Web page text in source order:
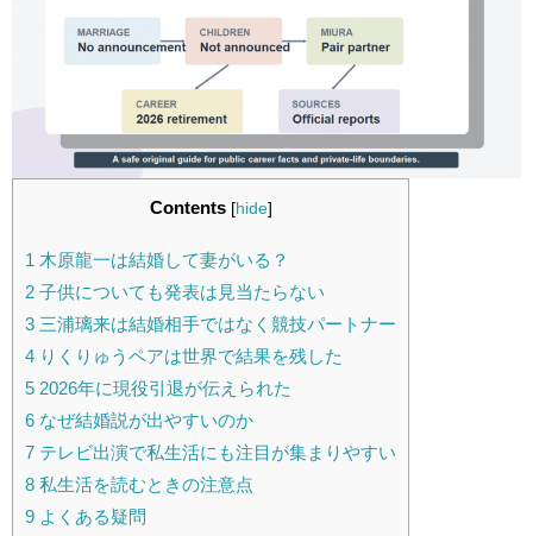
Contents [hide]
1 木原龍一は結婚して妻がいる？
2 子供についても発表は見当たらない
3 三浦璃来は結婚相手ではなく競技パートナー
4 りくりゅうペアは世界で結果を残した
5 2026年に現役引退が伝えられた
6 なぜ結婚説が出やすいのか
7 テレビ出演で私生活にも注目が集まりやすい
8 私生活を読むときの注意点
9 よくある疑問